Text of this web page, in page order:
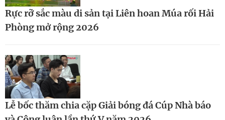
Rực rỡ sắc màu di sản tại Liên hoan Múa rối Hải
Phòng mở rộng 2026
Lễ bốc thăm chia cặp Giải bóng đá Cúp Nhà báo